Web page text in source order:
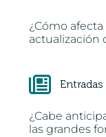
¿Cómo
actualización
¿Cabe
las grandes